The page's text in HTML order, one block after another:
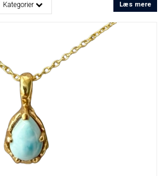
sig i unikke smykker, der bærer præg
Kategorier Læs mere